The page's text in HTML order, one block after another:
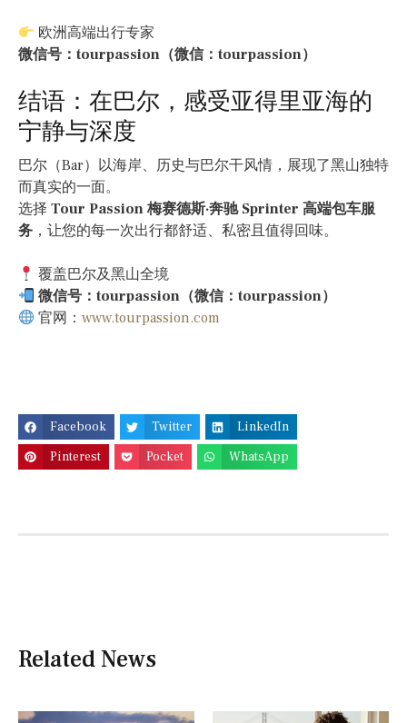
欧洲高端出行专家
微信号：tourpassion（微信：tourpassion）
结语：在巴尔，感受亚得里亚海的
宁静与深度
巴尔（Bar）以海岸、历史与巴尔干风情，展现了黑山独特
而真实的一面。
选择 Tour Passion 梅赛德斯·奔驰 Sprinter 高端包车服
务 ，让您的每一次出行都舒适、私密且值得回味。
覆盖巴尔及黑山全境
微信号：tourpassion（微信：tourpassion）
官网：www.tourpassion.com
Facebook Twitter
LinkedIn
Pinterest
Pocket WhatsApp
Related News